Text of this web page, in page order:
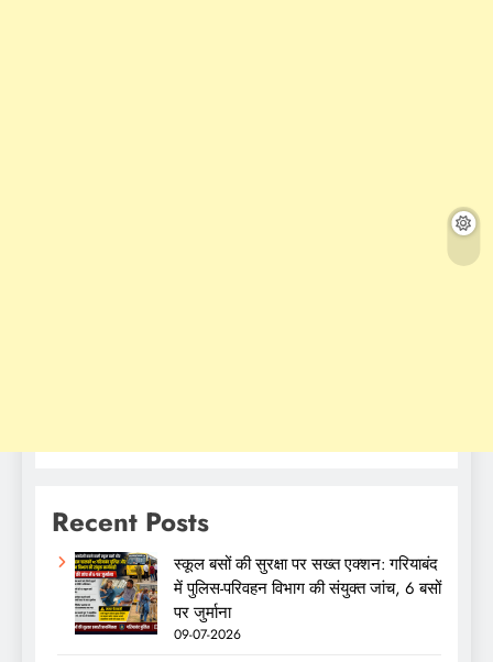
Recent Posts
स्कूल बसों की सुरक्षा पर सख्त एक्शन: गरियाबंद
में पुलिस-परिवहन विभाग की संयुक्त जांच, 6 बसों
पर जुर्माना
09-07-2026